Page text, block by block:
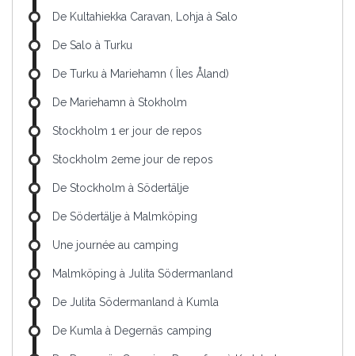
De Kultahiekka Caravan, Lohja à Salo
De Salo à Turku
De Turku à Mariehamn ( Îles Åland)
De Mariehamn à Stokholm
Stockholm 1 er jour de repos
Stockholm 2eme jour de repos
De Stockholm à Södertälje
De Södertälje à Malmköping
Une journée au camping
Malmköping à Julita Södermanland
De Julita Södermanland à Kumla
De Kumla à Degernäs camping